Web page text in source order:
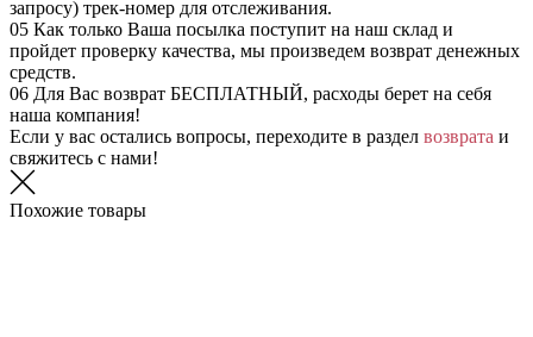
запросу) трек-номер для отслеживания.
05 Как только Ваша посылка поступит на наш склад и
пройдет проверку качества, мы произведем возврат денежных
средств.
06 Для Вас возврат БЕСПЛАТНЫЙ, расходы берет на себя
наша компания!
Если у вас остались вопросы, переходите в раздел возврата и
свяжитесь с нами!
Похожие товары